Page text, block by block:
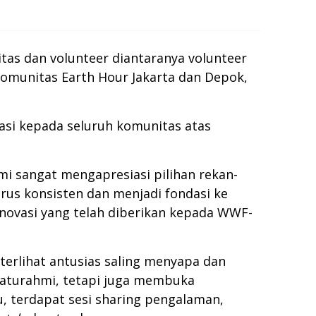
dan volunteer diantaranya volunteer
Earth Hour Jakarta dan Depok,
kepada seluruh komunitas atas
sangat mengapresiasi pilihan rekan-
konsisten dan menjadi fondasi ke
yang telah diberikan kepada WWF-
antusias saling menyapa dan
tetapi juga membuka
terdapat sesi sharing pengalaman,